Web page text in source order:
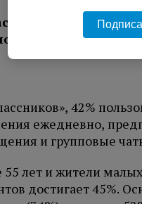
42%
ежедневно,
и групповые
лет и жители
достигает 45%.